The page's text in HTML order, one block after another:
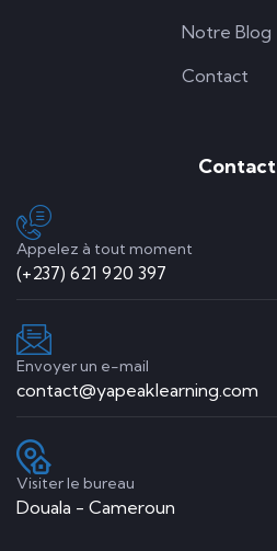
Notre Blog
Contact
Contact
Appelez à tout moment
(+237) 621 920 397
Envoyer un e-mail
contact@yapeaklearning.com
Visiter le bureau
Douala - Cameroun